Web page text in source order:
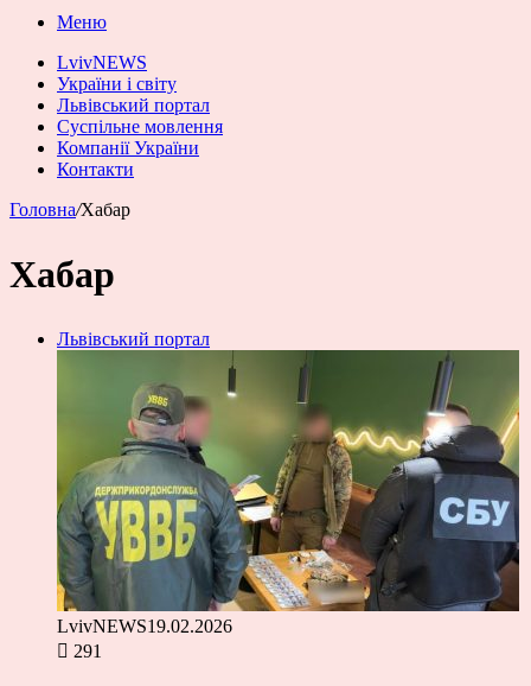
Меню
LvivNEWS
України і світу
Львівський портал
Суспільне мовлення
Компанії України
Контакти
Головна/Хабар
Хабар
Львівський портал
LvivNEWS19.02.2026
291